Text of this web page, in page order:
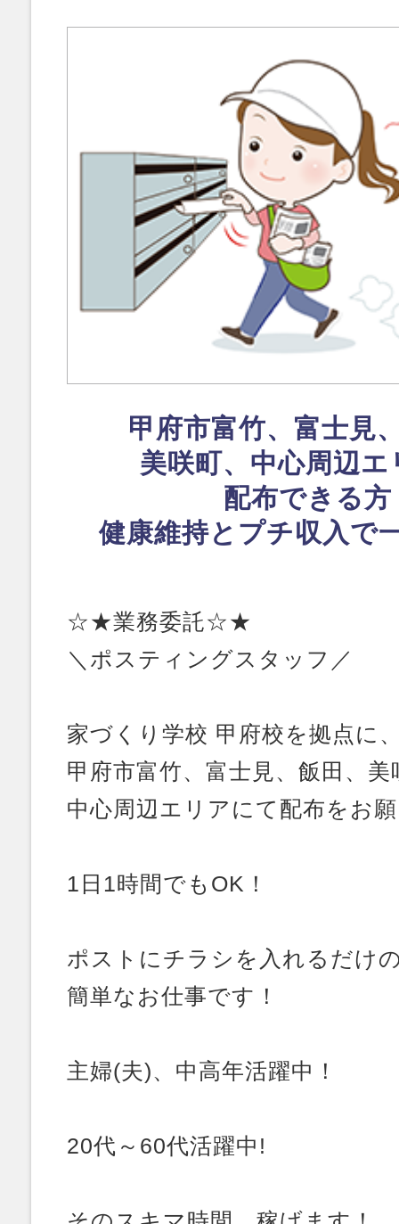
甲府市富竹、富士見
美咲町、中心周辺エ
配布できる方
健康維持とプチ収入で
☆★業務委託☆★
＼ポスティングスタッフ／
家づくり学校 甲府校を拠点に
甲府市富竹、富士見、飯田、美
中心周辺エリアにて配布をお
1日1時間でもOK！
ポストにチラシを入れるだけ
簡単なお仕事です！
主婦(夫)、中高年活躍中！
20代～60代活躍中!